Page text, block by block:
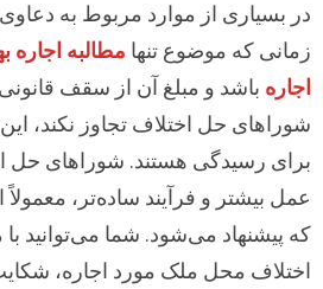
در بسیاری از موارد مربوط به
زمانی که موضوع تنها مطالبه اجاره
اجاره باشد و مبلغ آن از سقف
شوراهای حل اختلاف تجاوز نکند،
برای رسیدگی هستند. شوراهای حل
عمل بیشتر و فرآیند ساده‌تر، معمولاً
که پیشنهاد می‌شود. شما می‌توانید
اختلاف محل ملک مورد اجاره،